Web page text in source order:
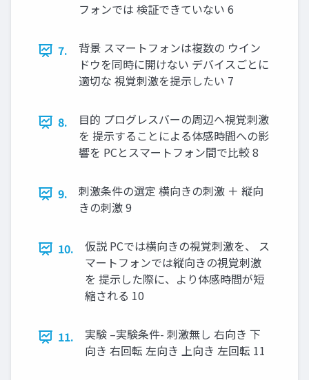
フォンでは 検証できていない 6
7.
背景 スマートフォンは複数の ウイン
ドウを同時に開けない デバイスごとに
適切な 視覚刺激を提示したい 7
8.
目的 プログレスバーの周辺へ視覚刺激
を 提示することによる体感時間への影
響を PCとスマートフォン間で比較 8
9.
刺激条件の選定 横向きの刺激 ＋ 縦向
きの刺激 9
10.
仮説 PCでは横向きの視覚刺激を、 ス
マートフォンでは縦向きの視覚刺激
を 提示した際に、より体感時間が短
縮される 10
11.
実験 –実験条件- 刺激無し 右向き 下
向き 右回転 左向き 上向き 左回転 11